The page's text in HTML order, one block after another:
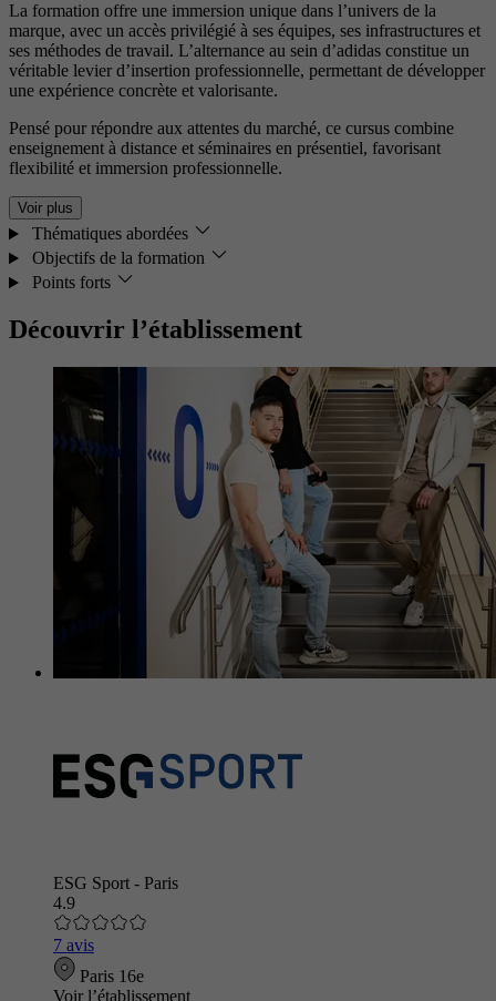
La formation offre une immersion unique dans l’univers de la
marque, avec un accès privilégié à ses équipes, ses infrastructures et
ses méthodes de travail. L’alternance au sein d’adidas constitue un
véritable levier d’insertion professionnelle, permettant de développer
une expérience concrète et valorisante.
Pensé pour répondre aux attentes du marché, ce cursus combine
enseignement à distance et séminaires en présentiel, favorisant
flexibilité et immersion professionnelle.
Voir plus
Thématiques abordées
Objectifs de la formation
Points forts
Découvrir l’établissement
ESG Sport - Paris
4.9
7 avis
Paris 16e
Voir l’établissement